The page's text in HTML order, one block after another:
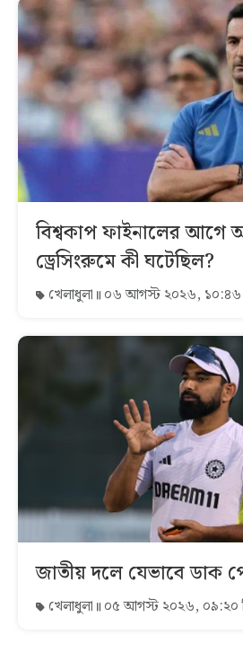
বিশ্বকাপ ফাইনালের আগে
ড্রেসিংরুমে কী ঘটেছিল?
খেলাধুলা ০৬ আগস্ট ২০২৬,
জাতীয় দলে যেভাবে ডাক
খেলাধুলা ০৫ আগস্ট ২০২৬, ০৯:২০